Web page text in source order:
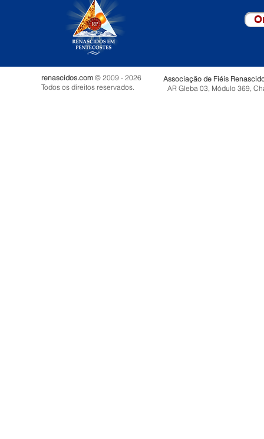
renascidos.com © 2009 - 2026
Todos os direitos reservados.
Associação de Fiéis
AR Gleba 03, Módulo 369,